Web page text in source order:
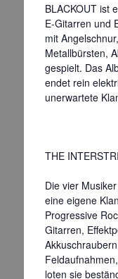
BLACKOUT ist
E-Gitarren und
mit
Metallbürsten,
gespielt. Das
endet rein
unerwartete
THE
Die vier
eine eigene
Progressive
Gitarren,
loten sie